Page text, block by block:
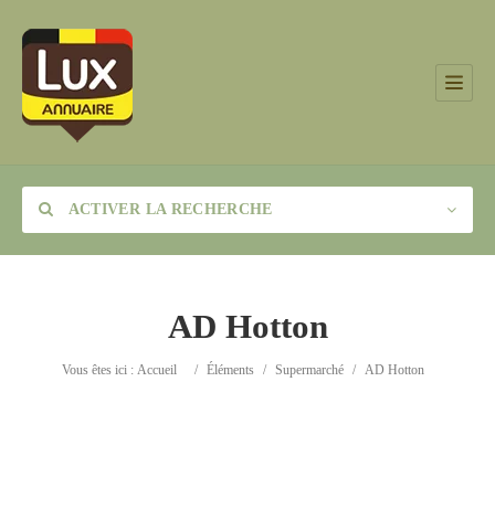
ACTIVER LA RECHERCHE
Catégorie
AD Hotton
Vous êtes ici : Accueil / Éléments / Supermarché / AD Hotton